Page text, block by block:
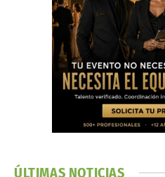
ÚLTIMAS NOTICIAS